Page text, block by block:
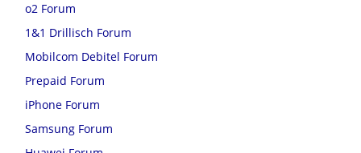
o2 Forum
1&1 Drillisch Forum
Mobilcom Debitel Forum
Prepaid Forum
iPhone Forum
Samsung Forum